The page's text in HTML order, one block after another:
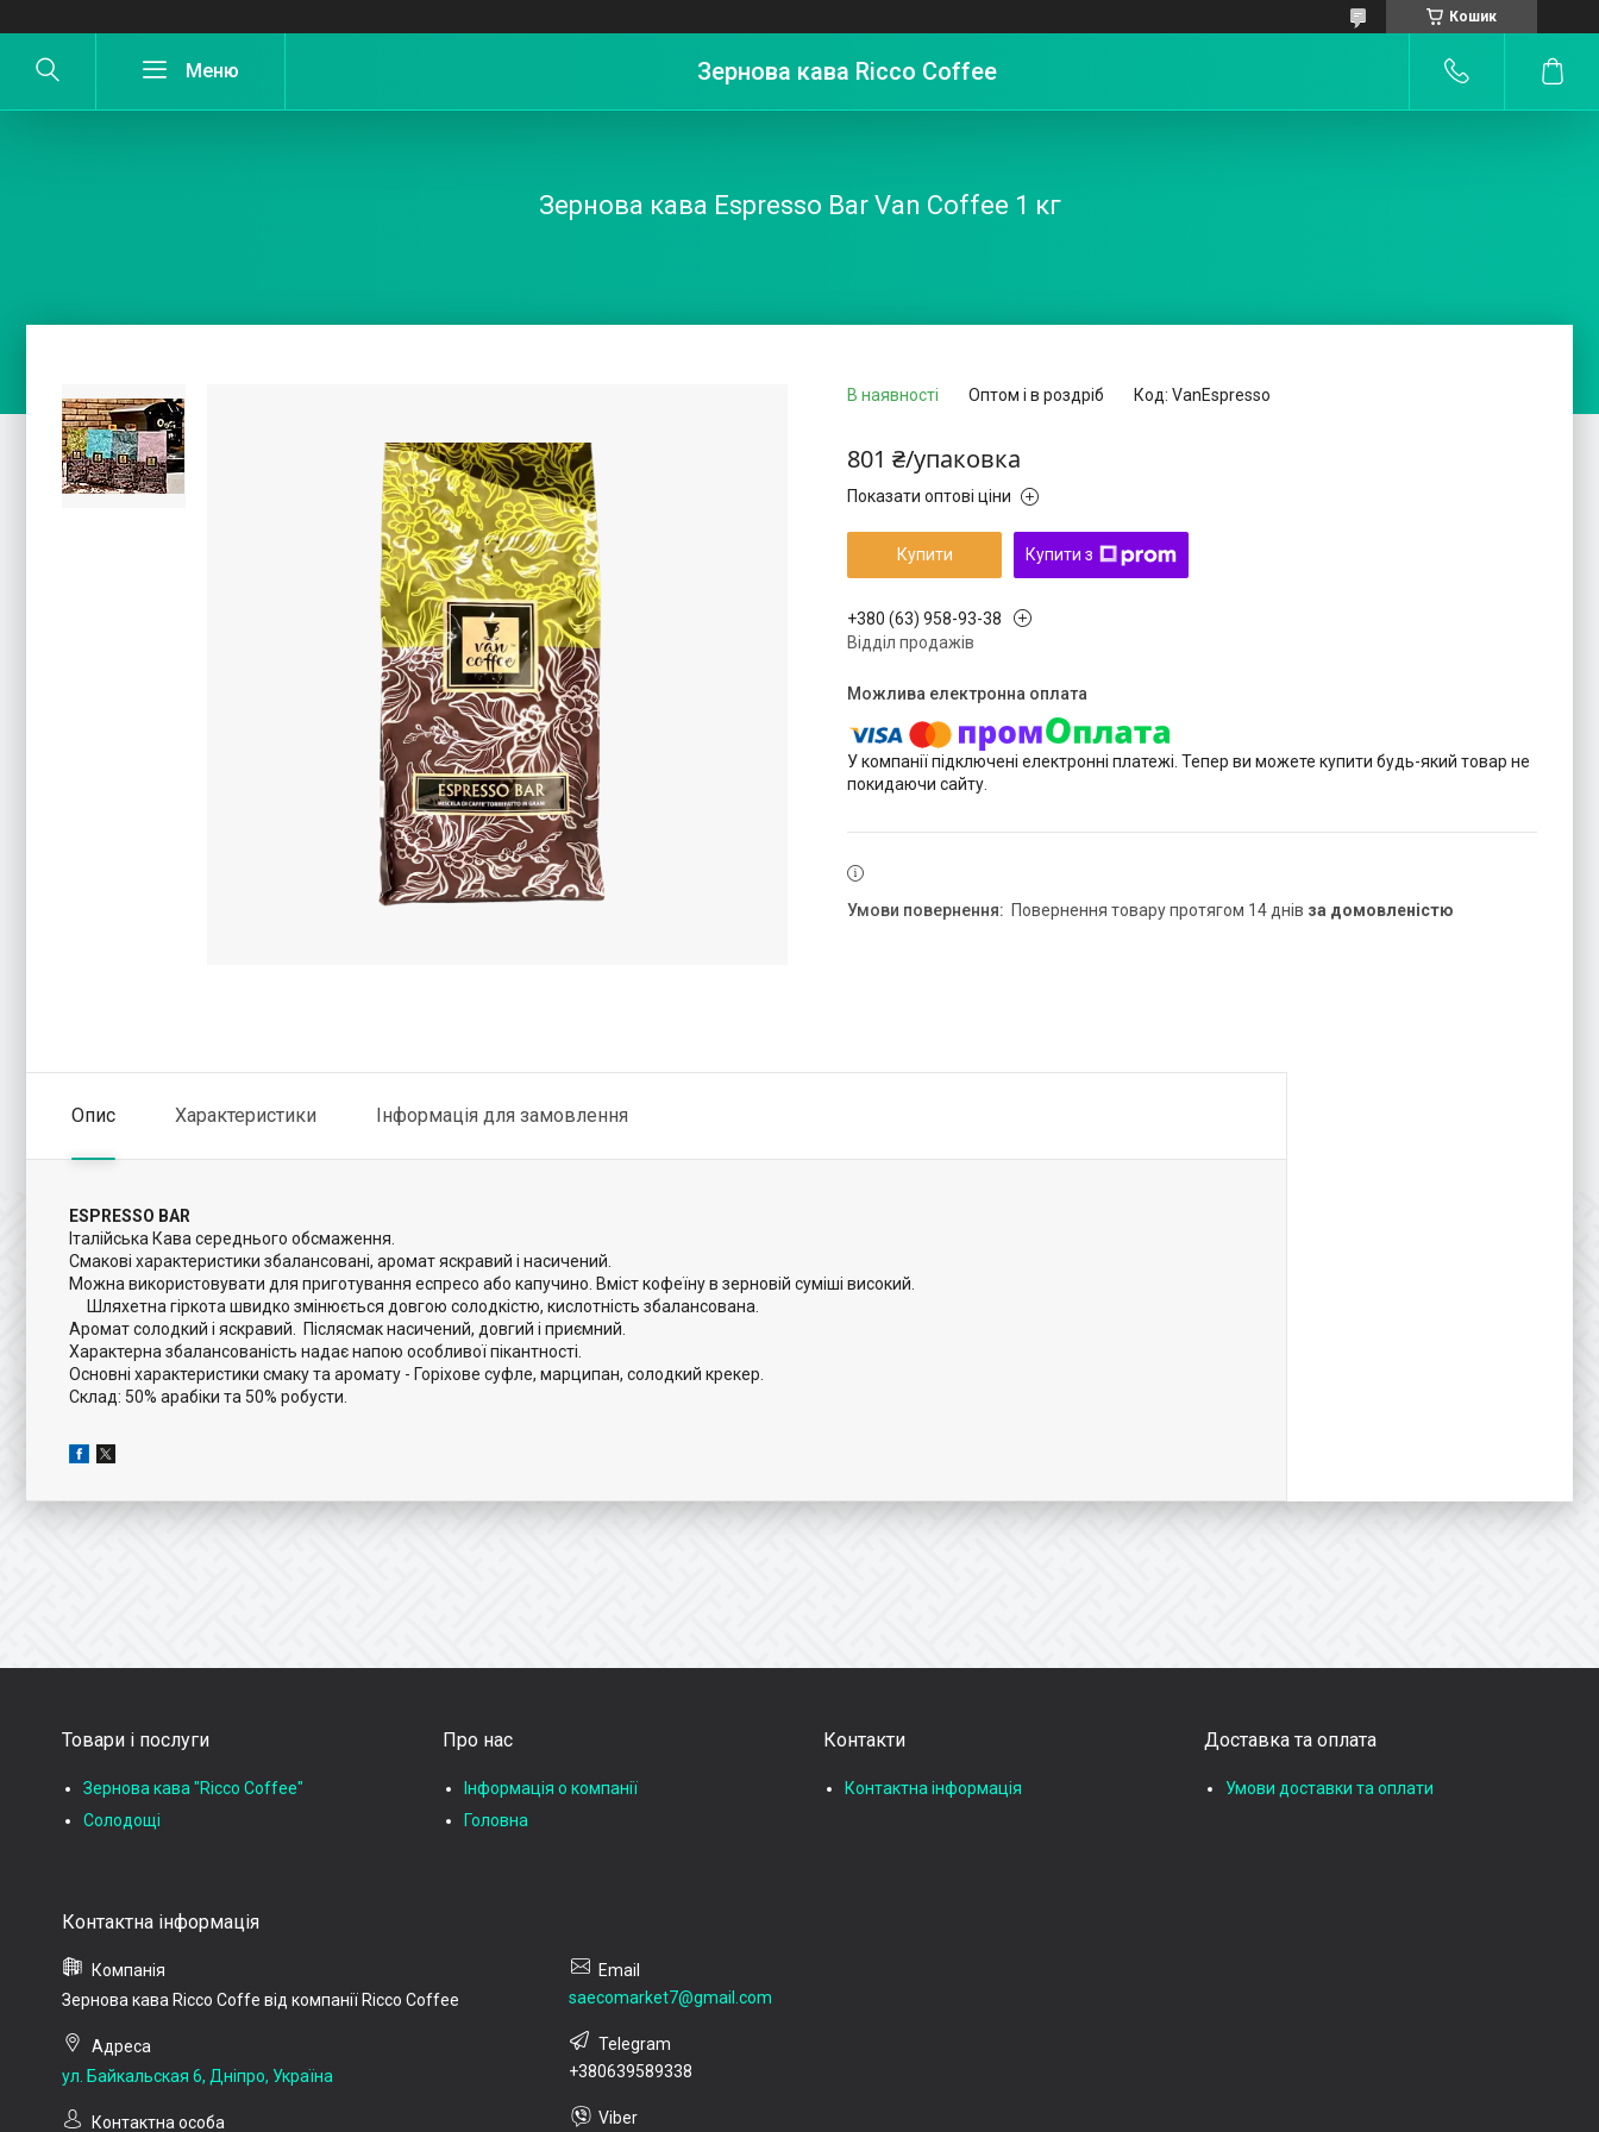
Кошик
Зернова кава Ricco Coffee
Зернова кава Espresso Bar Van Coffee 1 кг
В наявності Оптом і в роздріб Код: VanEspresso
801 ₴/упаковка
Показати оптові ціни
Купити Купити з
+380 (63) 958-93-38
Відділ продажів
У компанії підключені електронні платежі. Тепер ви можете купити будь-який товар не
покидаючи сайту.
повернення товару протягом 14 днів за домовленістю
Опис Характеристики Інформація для замовлення
ESPRESSO BAR
Італійська Кава середнього обсмаження.
Смакові характеристики збалансовані, аромат яскравий і насичений.
Можна використовувати для приготування еспресо або капучино. Вміст кофеїну в зерновій суміші високий.
Шляхетна гіркота швидко змінюється довгою солодкістю, кислотність збалансована.
Аромат солодкий і яскравий. Післясмак насичений, довгий і приємний.
Характерна збалансованість надає напою особливої пікантності.
Основні характеристики смаку та аромату - Горіхове суфле, марципан, солодкий крекер.
Склад: 50% арабіки та 50% робусти.
Товари і послуги
Зернова кава "Ricco Coffee"
Солодощі
Про нас
Інформація о компанії
Головна
Контакти
Контактна інформація
Доставка та оплата
Умови доставки та оплати
Зернова кава Ricco Coffe від компанії Ricco Coffee
ул. Байкальская 6, Дніпро, Україна
saecomarket7@gmail.com
+380639589338